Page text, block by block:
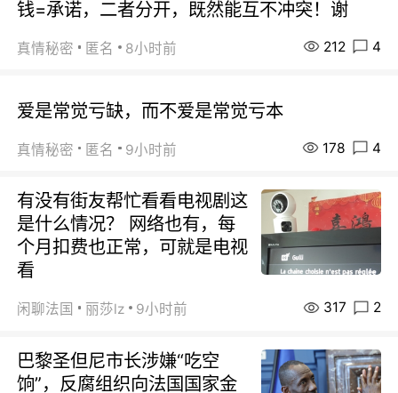
钱=承诺，二者分开，既然能互不冲突！谢
真情秘密 匿名 8小时前 212 4
爱是常觉亏缺，而不爱是常觉亏本
真情秘密 匿名 9小时前 178 4
有没有街友帮忙看看电视剧这
是什么情况？ 网络也有，每
个月扣费也正常，可就是电视
看
闲聊法国 丽莎lz 9小时前 317 2
巴黎圣但尼市长涉嫌“吃空
饷”，反腐组织向法国国家金